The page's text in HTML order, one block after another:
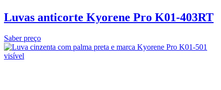
Luvas anticorte Kyorene Pro K01-403RT
Saber preço